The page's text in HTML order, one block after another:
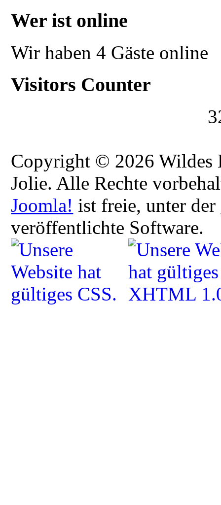
Wer ist online
Wir haben 4 Gäste online
Visitors Counter
Copyright © 2026 Wildes
Jolie. Alle Rechte
Joomla! ist freie, unter der
veröffentlichte Software.